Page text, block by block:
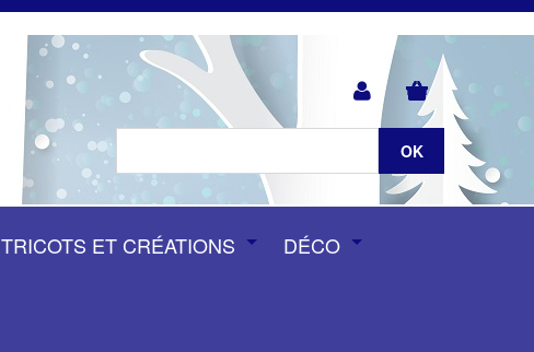
TRICOTS ET CRÉATIONS DÉCO